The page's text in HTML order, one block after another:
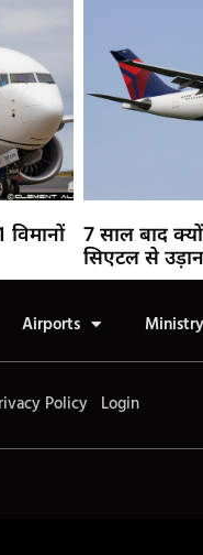
7 साल बाद
सिएटल से उड़ान
Airports Ministry
Policy Login